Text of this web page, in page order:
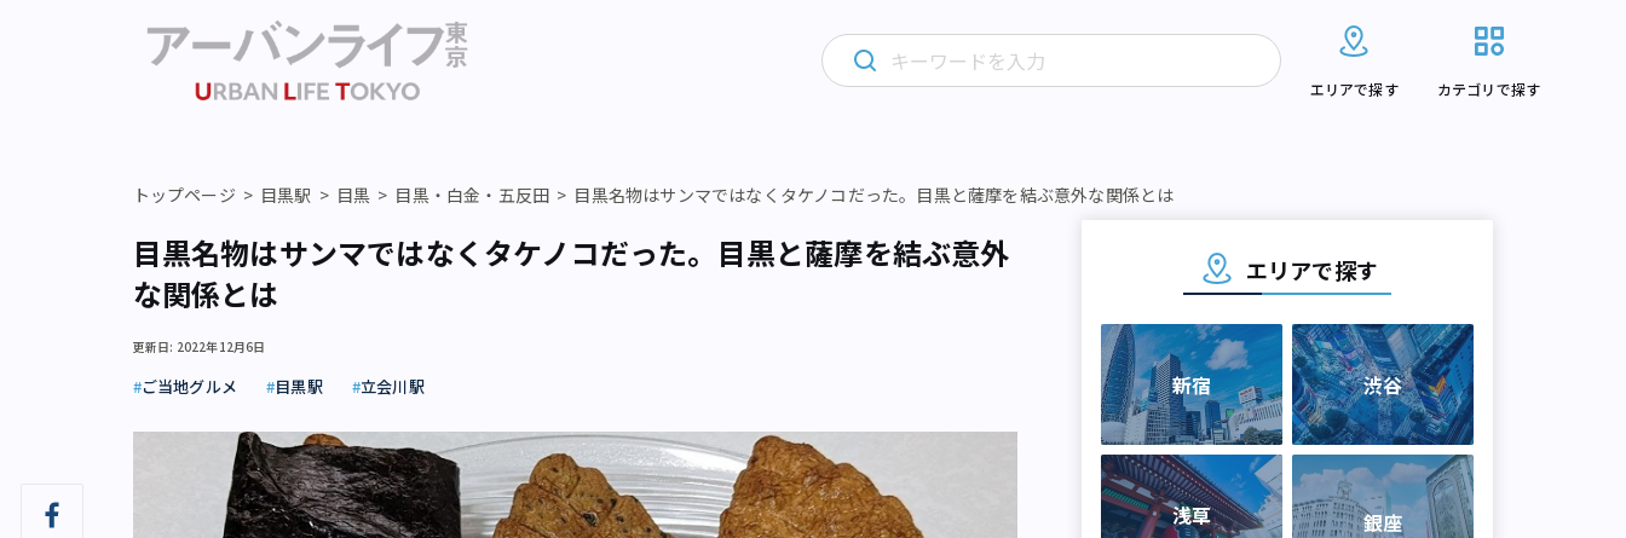
エリアで探す カテゴリで探す
トップページ 目黒駅 目黒 目黒・白金・五反田 目黒名物はサンマではなくタケノコだった。目黒と薩摩を結ぶ意外な関係とは
目黒名物はサンマではなくタケノコだった。目黒と薩摩を結ぶ意外
な関係とは
更新日: 2022年12月6日
ご当地グルメ 目黒駅 立会川駅
エリアで探す
新宿 渋谷
浅草 銀座